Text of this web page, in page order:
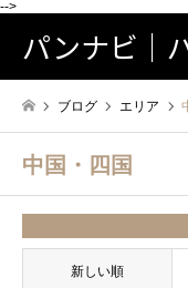
-->
パンナビ｜
ブログ エリア
中国・四国
新しい順